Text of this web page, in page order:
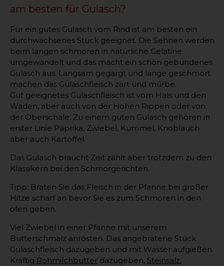
am besten für Gulasch?
Für ein gutes Gulasch vom Rind ist am besten ein
durchwachsenes Stück geeignet. Die Sehnen werden
beim langen schmoren in natürliche Gelatine
umgewandelt und das macht ein schön gebundenes
Gulasch aus. Langsam gegargt und lange geschmort
machen das Gulaschfleisch zart und mürbe.
Gut geeignetes Gulaschfleisch ist vom Hals und den
Waden, aber auch von der Hohen Rippen oder von
der Oberschale. Zu einem guten Gulasch gehören in
erster Linie Paprika, Zwiebel, Kümmel, Knoblauch
aber auch Kartoffel.
Das Gulasch braucht Zeit zählt aber trotzdem zu den
Klassikern bei den Schmorgerichten.
Tipp: Braten Sie das Fleisch in der Pfanne bei großer
Hitze scharf an bevor Sie es zum Schmoren in den
ofen geben.
Viel Zwiebel in einer Pfanne mit unserem
Butterschmalz anrösten. Das angebratene Stück
Gulaschfleisch dazugeben und mit Wasser aufgießen.
Kräftig Rohmilchbutter dazugeben, Steinsalz,